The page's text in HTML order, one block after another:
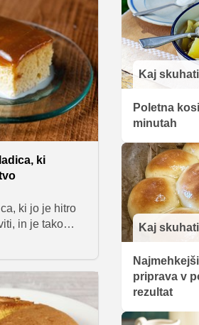
pri roki, njen
svojo
Zaradi
kisle
zdroba oz.
za lahek
ki
ki jo je hitro
in je tako
so razlogi, da
skozi
Kaj skuhati
Poletna
minutah
Kaj skuhati
priprava v
rezultat